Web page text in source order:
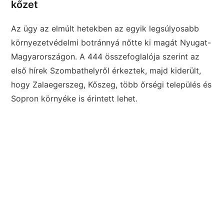
kőzet
Az ügy az elmúlt hetekben az egyik legsúlyosabb
környezetvédelmi botránnyá nőtte ki magát Nyugat-
Magyarországon. A 444 összefoglalója szerint az
első hírek Szombathelyről érkeztek, majd kiderült,
hogy Zalaegerszeg, Kőszeg, több őrségi település és
Sopron környéke is érintett lehet.